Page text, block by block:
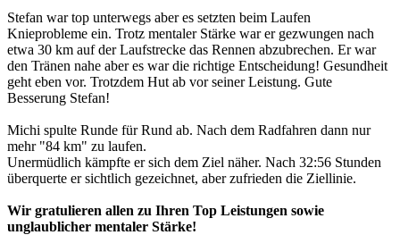
Stefan war top unterwegs aber es setzten beim Laufen
Knieprobleme ein. Trotz mentaler Stärke war er gezwungen nach
etwa 30 km auf der Laufstrecke das Rennen abzubrechen. Er war
den Tränen nahe aber es war die richtige Entscheidung! Gesundheit
geht eben vor. Trotzdem Hut ab vor seiner Leistung. Gute
Besserung Stefan!
Michi spulte Runde für Rund ab. Nach dem Radfahren dann nur
mehr "84 km" zu laufen.
Unermüdlich kämpfte er sich dem Ziel näher. Nach 32:56 Stunden
überquerte er sichtlich gezeichnet, aber zufrieden die Ziellinie.
Wir gratulieren allen zu Ihren Top Leistungen sowie
unglaublicher mentaler Stärke!